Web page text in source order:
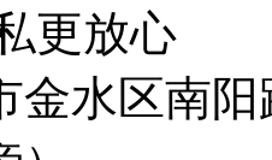
更放心
金水区南